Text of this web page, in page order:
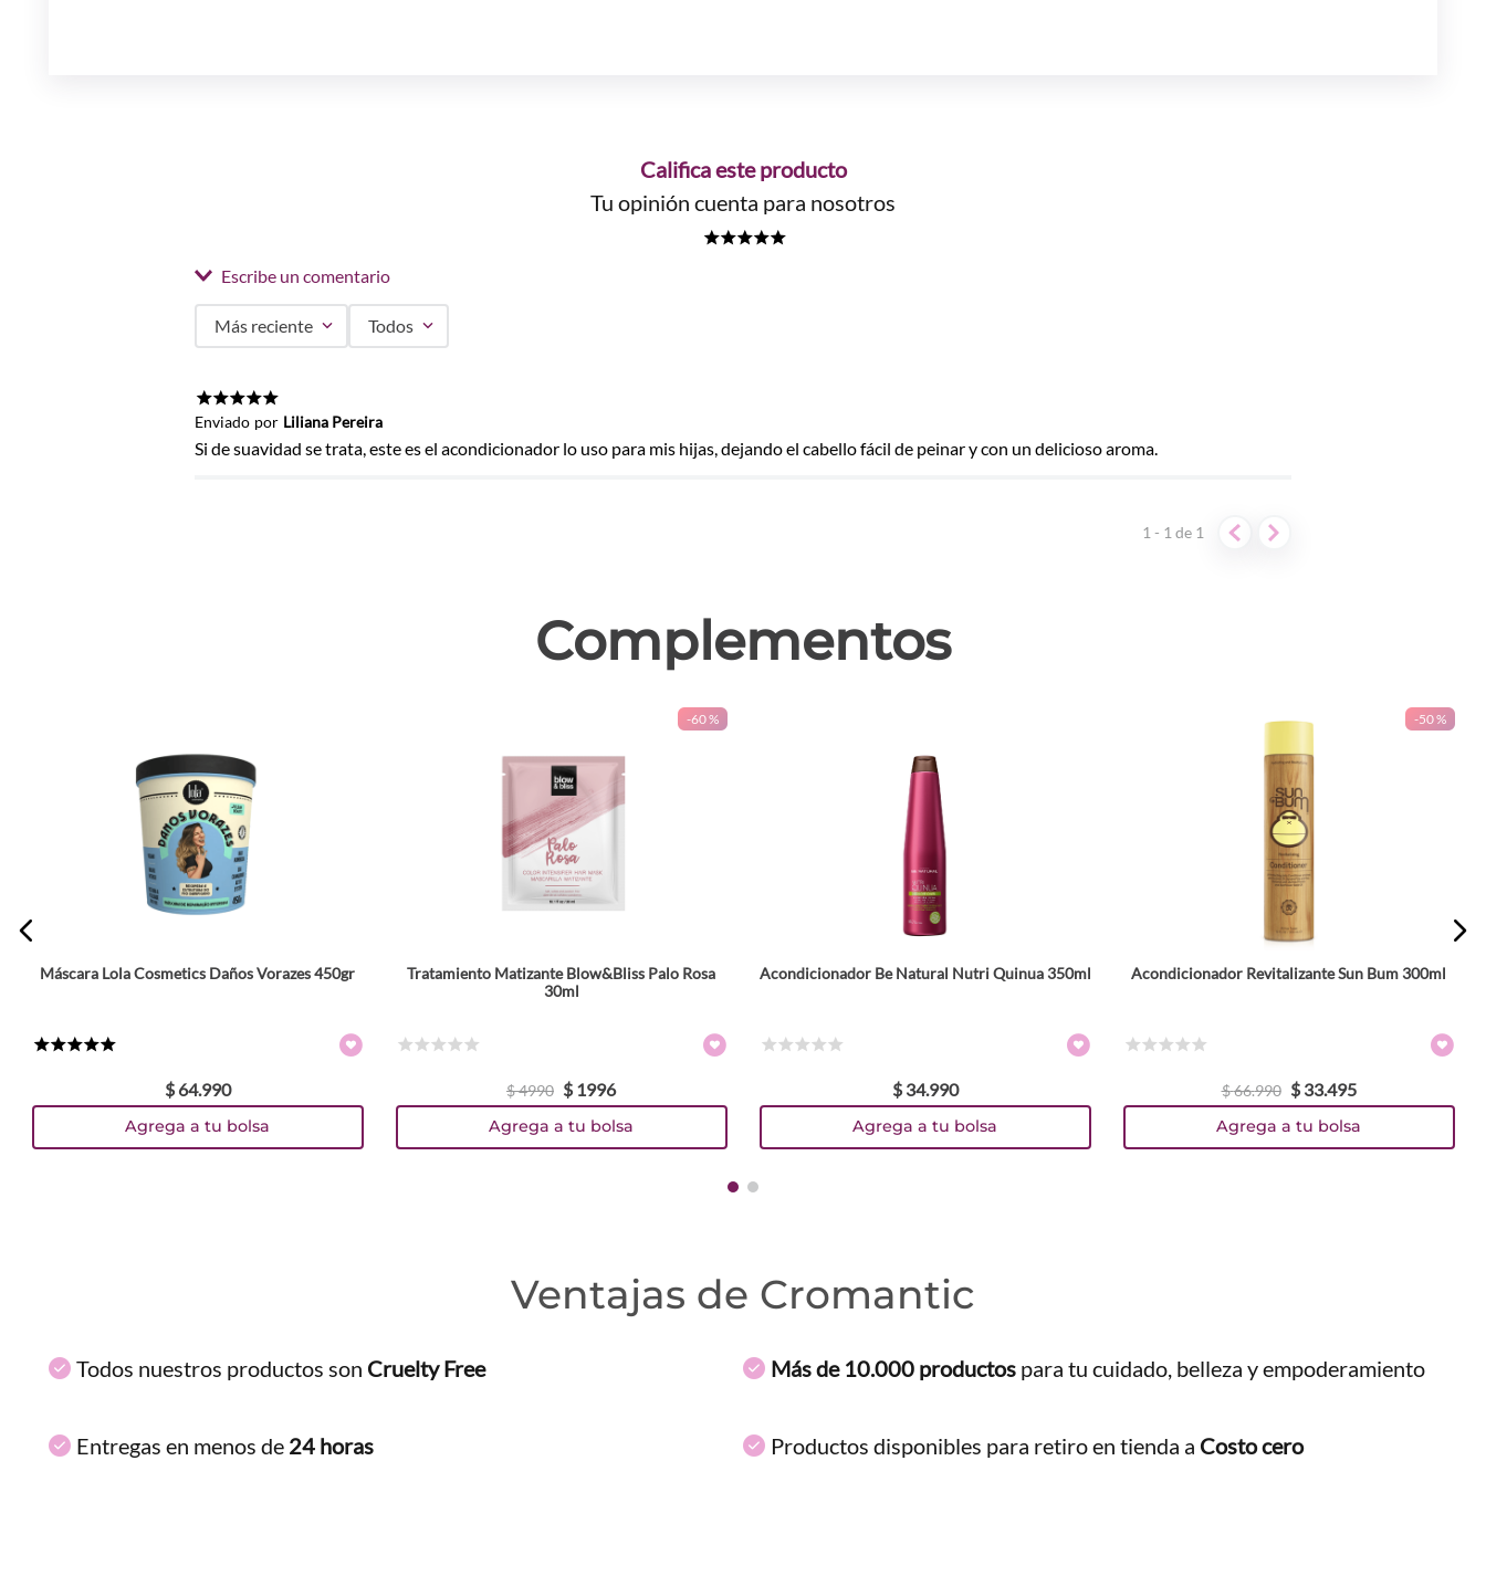
Califica este producto
Tu opinión cuenta para nosotros
Escribe un comentario
Título
Más reciente Todos
Enviado por Liliana Pereira
Si de suavidad se trata, este es el acondicionador lo uso para mis hijas, dejando el cabello fácil de peinar y con un delicioso aroma.
1 - 1de 1
Complementos
Máscara Lola Cosmetics Daños Vorazes 450gr
$ 64.990
Agrega a tu bolsa
-60 %
Tratamiento Matizante Blow&Bliss Palo Rosa
30ml
$4990 $ 1996
Agrega a tu bolsa
Acondicionador Be Natural Nutri Quinua 350ml
$ 34.990
Agrega a tu bolsa
-50 %
Acondicionador Revitalizante Sun Bum 300ml
$66.990 $ 33.495
Agrega a tu bolsa
Ventajas de Cromantic
Todos nuestros productos son Cruelty Free Más de 10.000 productos para tu cuidado, belleza y empoderamiento
Entregas en menos de 24 horas Productos disponibles para retiro en tienda a Costo cero